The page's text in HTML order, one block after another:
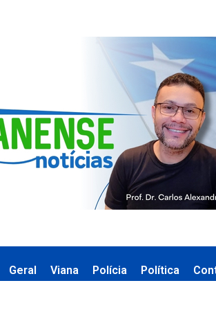
Geral Viana Polícia Política